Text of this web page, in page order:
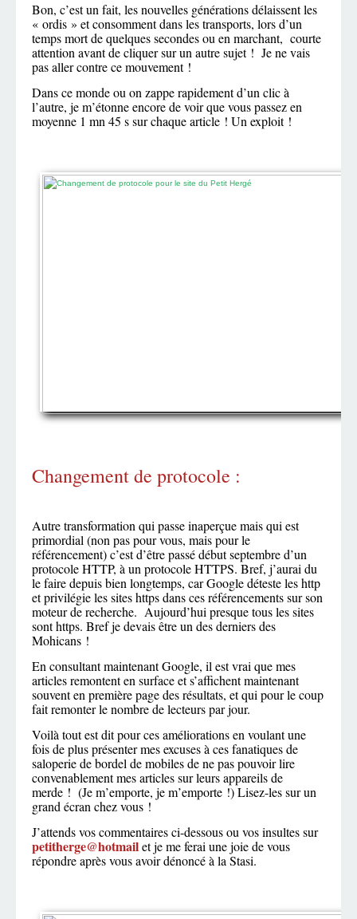
Bon, c’est un fait, les nouvelles générations délaissent les
« ordis » et consomment dans les transports, lors d’un
temps mort de quelques secondes ou en marchant, courte
attention avant de cliquer sur un autre sujet ! Je ne vais
pas aller contre ce mouvement !
Dans ce monde ou on zappe rapidement d’un clic à
l’autre, je m’étonne encore de voir que vous passez en
moyenne 1 mn 45 s sur chaque article ! Un exploit !
Changement de protocole :
Autre transformation qui passe inaperçue mais qui est
primordial (non pas pour vous, mais pour le
référencement) c’est d’être passé début septembre d’un
protocole HTTP, à un protocole HTTPS. Bref, j’aurai du
le faire depuis bien longtemps, car Google déteste les http
et privilégie les sites https dans ces référencements sur son
moteur de recherche. Aujourd’hui presque tous les sites
sont https. Bref je devais être un des derniers des
Mohicans !
En consultant maintenant Google, il est vrai que mes
articles remontent en surface et s’affichent maintenant
souvent en première page des résultats, et qui pour le coup
fait remonter le nombre de lecteurs par jour.
Voilà tout est dit pour ces améliorations en voulant une
fois de plus présenter mes excuses à ces fanatiques de
saloperie de bordel de mobiles de ne pas pouvoir lire
convenablement mes articles sur leurs appareils de
merde ! (Je m’emporte, je m’emporte !) Lisez-les sur un
grand écran chez vous !
J’attends vos commentaires ci-dessous ou vos insultes sur
petitherge@hotmailet je me ferai une joie de vous
répondre après vous avoir dénoncé à la Stasi.